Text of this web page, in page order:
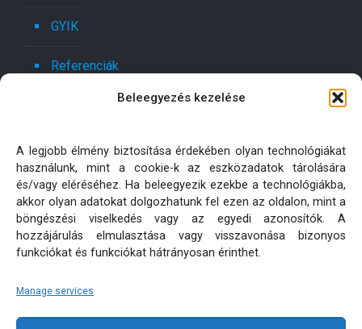
Beleegyezés kezelése
A legjobb élmény biztosítása érdekében olyan technológiákat
használunk, mint a cookie-k az eszközadatok tárolására
és/vagy eléréséhez. Ha beleegyezik ezekbe a technológiákba,
akkor olyan adatokat dolgozhatunk fel ezen az oldalon, mint a
böngészési viselkedés vagy az egyedi azonosítók. A
hozzájárulás elmulasztása vagy visszavonása bizonyos
funkciókat és funkciókat hátrányosan érinthet.
Manage services
GYIK
Referenciák
Ajánlatot kérek!
Oldaltérkép
Adatkezelési tájékoztatók